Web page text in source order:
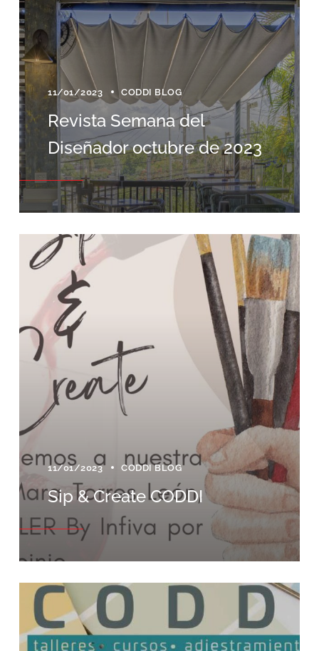
11/01/2023 CODDI BLOG
Revista Semana del
Diseñador octubre de 2023
11/01/2023 CODDI BLOG
Sip & Create CODDI